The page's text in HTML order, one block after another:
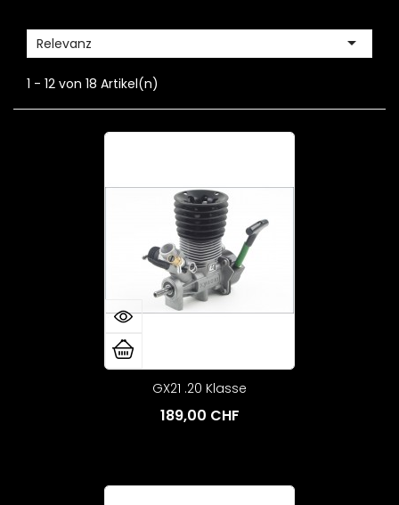
Relevanz 
1 - 12 von 18 Artikel(n)
GX21 .20 Klasse
189,00 CHF